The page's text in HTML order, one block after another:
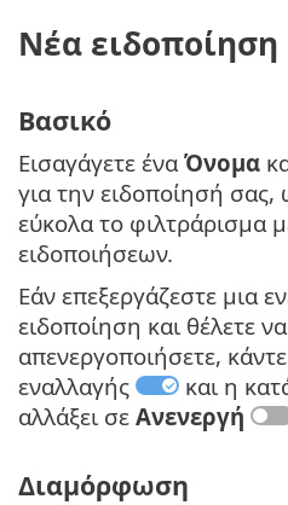
Νέα ειδοποίηση
Βασικό
Εισαγάγετε ένα Όνομα
για την ειδοποίησή σας,
εύκολα το φιλτράρισμα
ειδοποιήσεων.
Εάν επεξεργάζεστε μια
ειδοποίηση και θέλετε
απενεργοποιήσετε,
εναλλαγής
και η
αλλάξει σε Ανενεργή
Διαμόρφωση